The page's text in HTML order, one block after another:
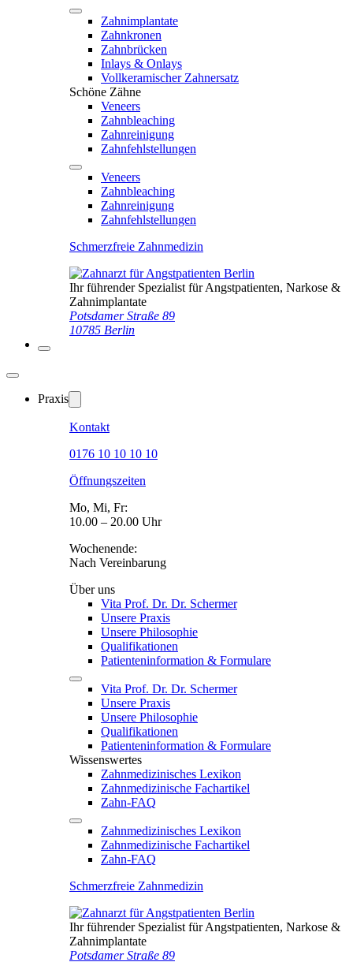
Zahnimplantate
Zahnkronen
Zahnbrücken
Inlays & Onlays
Vollkeramischer Zahnersatz
Schöne Zähne
Veneers
Zahnbleaching
Zahnreinigung
Zahnfehlstellungen
Veneers
Zahnbleaching
Zahnreinigung
Zahnfehlstellungen
Schmerzfreie Zahnmedizin
Ihr führender Spezialist für Angstpatienten, Narkose &
Zahnimplantate
Potsdamer Straße 89
10785 Berlin
Praxis
Kontakt
0176 10 10 10 10
Öffnungszeiten
Mo, Mi, Fr:
10.00 – 20.00 Uhr
Wochenende:
Nach Vereinbarung
Über uns
Vita Prof. Dr. Dr. Schermer
Unsere Praxis
Unsere Philosophie
Qualifikationen
Patienten­information & Formulare
Vita Prof. Dr. Dr. Schermer
Unsere Praxis
Unsere Philosophie
Qualifikationen
Patienten­information & Formulare
Wissenswertes
Zahnmedizinisches Lexikon
Zahnmedizinische Fachartikel
Zahn-FAQ
Zahnmedizinisches Lexikon
Zahnmedizinische Fachartikel
Zahn-FAQ
Schmerzfreie Zahnmedizin
Ihr führender Spezialist für Angstpatienten, Narkose &
Zahnimplantate
Potsdamer Straße 89